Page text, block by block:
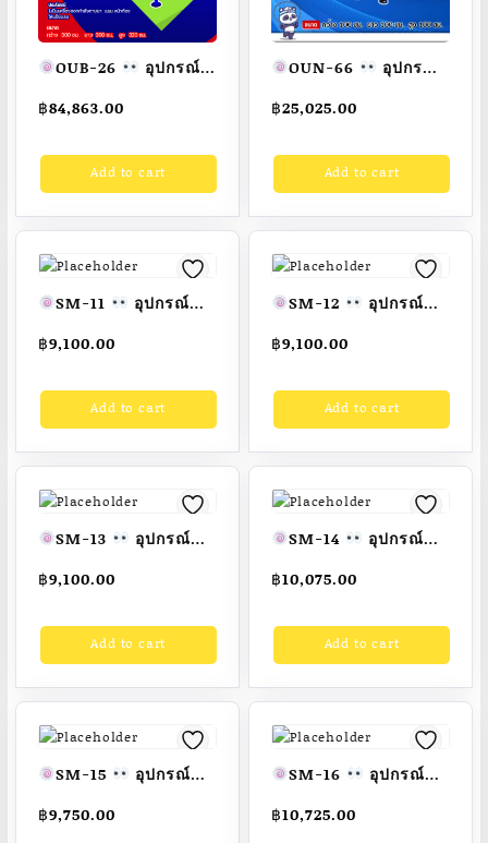
OUB-26
อุปกรณ์
ขา-หน้าท้อง,เดินอากาศ
อุปกรณ์ออกกำลังกาย
300x300x320cm.
Fofansendai
ทำสี
สั่งทำ 7-15 วัน
฿84,863.00
Add to cart
OUN-66
อุปกรณ์
ขนาด
Fofansendai
ทำสี
฿25,025.00
Add to cart
SM-11
อุปกรณ์
(แบบยืนบิดเอวเดี่ยว)
ยาว 1.00 เมตร สูง 1.00
Fofansendai
สั่งทำ
7-15 วัน
฿9,100.00
Add to cart
SM-12
อุปกรณ์
แขน-ยึดหลัง
1.00 เมตร สูง 0.80
Fofansendai
สั่งทำ
7-15 วัน
฿9,100.00
Add to cart
SM-13
อุปกรณ์ซิ
ขา-เข่า(แบบยกตุ้มน้ำ
1.00×1.00x 0.60 เมตร
สั่งทำ 7-15 วัน
฿9,100.00
Add to cart
SM-14
อุปกรณ์
(แบบเดินสลับเท้า)
ยาว 1.00 เมตร สูง 0.90
Fofansendai
สั่งทำ
7-15 วัน
฿10,075.00
Add to cart
SM-15
อุปกรณ์แก้
ขนาด กว้าง 1.00 เมตร
฿9,750.00
SM-16
อุปกรณ์
หัวไหล่ (แบบดึงยกตัว)
฿10,725.00